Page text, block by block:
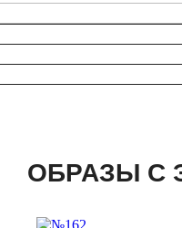
ОБРАЗЫ С